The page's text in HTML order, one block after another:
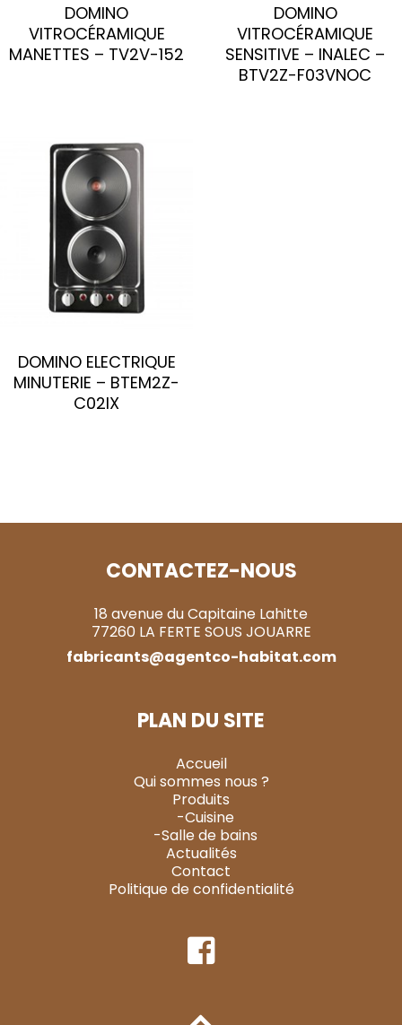
DOMINO
VITROCÉRAMIQUE
MANETTES – TV2V-152
DOMINO
VITROCÉRAMIQUE
SENSITIVE – INALEC –
BTV2Z-F03VNOC
DOMINO ELECTRIQUE
MINUTERIE – BTEM2Z-
C02IX
CONTACTEZ-NOUS
18 avenue du Capitaine Lahitte
77260 LA FERTE SOUS JOUARRE
fabricants@agentco-habitat.com
PLAN DU SITE
Accueil
Qui sommes nous ?
Produits
-Cuisine
-Salle de bains
Actualités
Contact
Politique de confidentialité